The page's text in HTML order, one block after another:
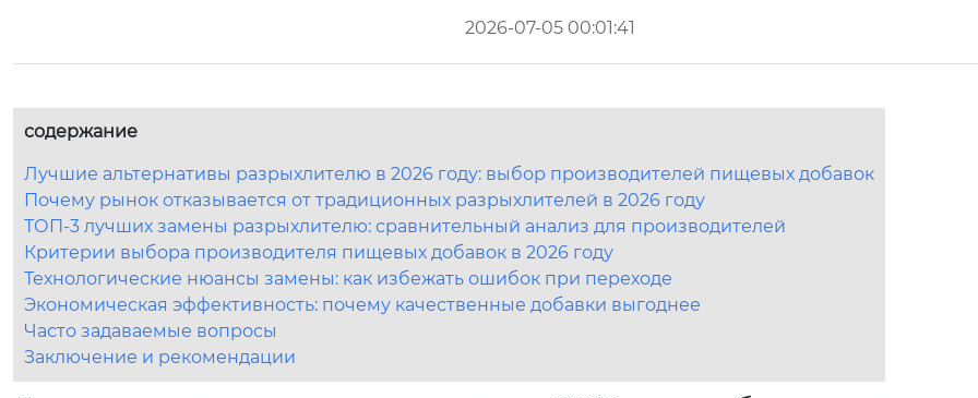
2026-07-05 00:01:41
содержание
Лучшие альтернативы разрыхлителю в 2026 году: выбор производителей пищевых добавок
Почему рынок отказывается от традиционных разрыхлителей в 2026 году
ТОП-3 лучших замены разрыхлителю: сравнительный анализ для производителей
Критерии выбора производителя пищевых добавок в 2026 году
Технологические нюансы замены: как избежать ошибок при переходе
Экономическая эффективность: почему качественные добавки выгоднее
Часто задаваемые вопросы
Заключение и рекомендации